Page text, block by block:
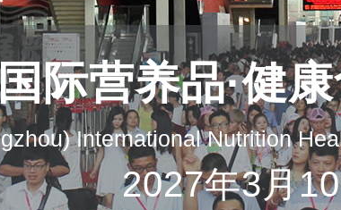
际营养品·健
International Nutrition
2027年3月